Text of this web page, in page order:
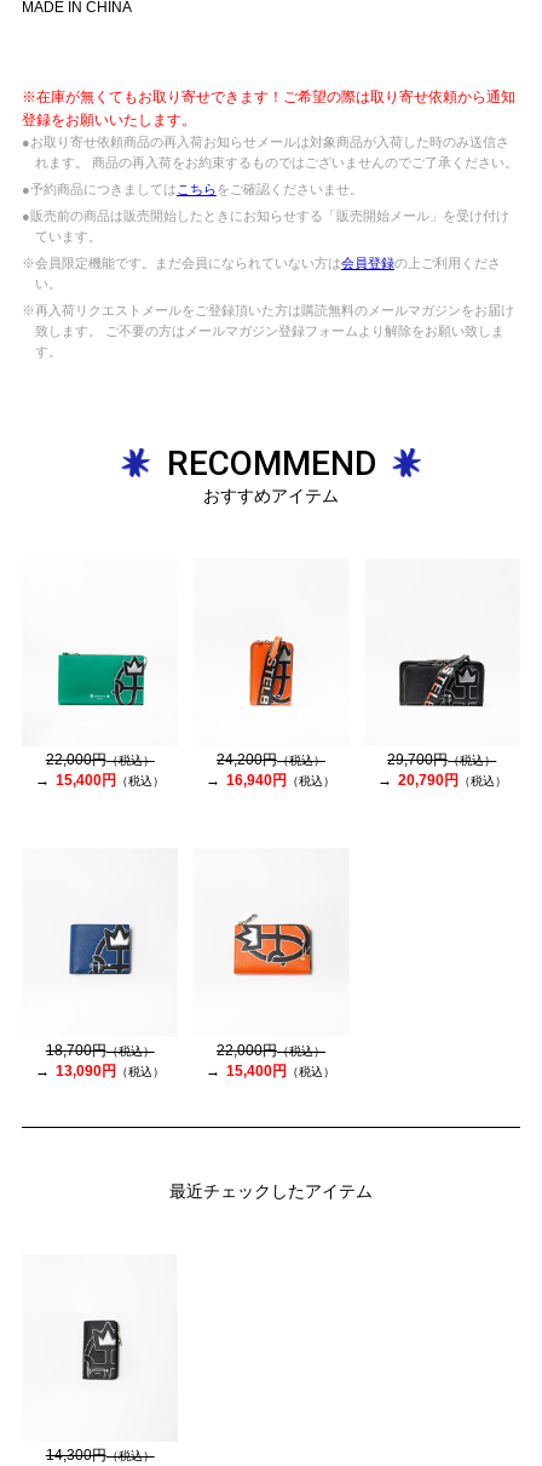
MADE IN CHINA
※在庫が無くてもお取り寄せできます！ご希望の際は取り寄せ依頼から通知
登録をお願いいたします。
●お取り寄せ依頼商品の再入荷お知らせメールは対象商品が入荷した時のみ送信さ
れます。 商品の再入荷をお約束するものではございませんのでご了承ください。
●予約商品につきましては こちらをご確認くださいませ。
●販売前の商品は販売開始したときにお知らせする「販売開始メール」を受け付け
ています。
※会員限定機能です。まだ会員になられていない方は会員登録の上ご利用くださ
い。
※再入荷リクエストメールをご登録頂いた方は購読無料のメールマガジンをお届け
致します。 ご不要の方はメールマガジン登録フォームより解除をお願い致しま
す。
RECOMMEND
おすすめアイテム
22,000円（税込）
15,400円 （税込）
24,200円（税込）
16,940円 （税込）
29,700円（税込）
20,790円 （税込）
18,700円（税込）
13,090円 （税込）
22,000円（税込）
15,400円 （税込）
最近チェックしたアイテム
14,300円（税込）